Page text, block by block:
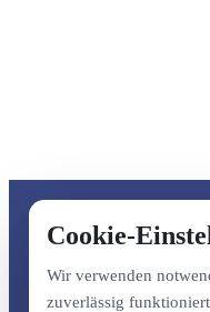
Cookie-
Wir verwenden
zuverlässig